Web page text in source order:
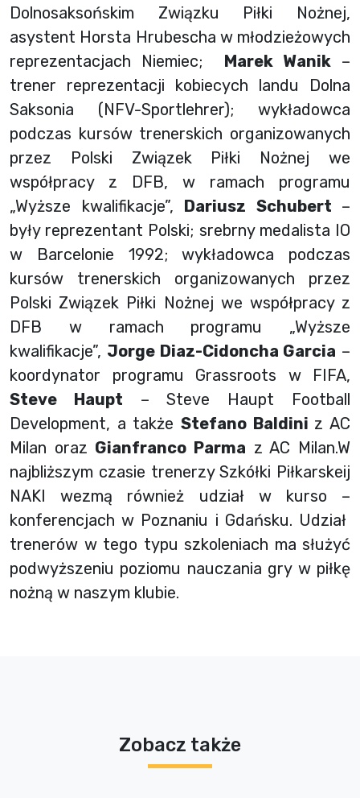
Dolnosaksońskim Związku Piłki Nożnej,
asystent Horsta Hrubescha w młodzieżowych
reprezentacjach Niemiec; Marek Wanik–
trener reprezentacji kobiecych landu Dolna
Saksonia (NFV-Sportlehrer); wykładowca
podczas kursów trenerskich organizowanych
przez Polski Związek Piłki Nożnej we
współpracy z DFB, w ramach programu
„Wyższe kwalifikacje”, Dariusz Schubert –
były reprezentant Polski; srebrny medalista IO
w Barcelonie 1992; wykładowca podczas
kursów trenerskich organizowanych przez
Polski Związek Piłki Nożnej we współpracy z
DFB w ramach programu „Wyższe
kwalifikacje”, Jorge Diaz-Cidoncha Garcia –
koordynator programu Grassroots w FIFA,
Steve Haupt – Steve Haupt Football
Development, a także Stefano Baldini z AC
Milan oraz Gianfranco Parma z AC Milan.W
najbliższym czasie trenerzy Szkółki Piłkarskeij
NAKI wezmą również udział w kurso –
konferencjach w Poznaniu i Gdańsku. Udział
trenerów w tego typu szkoleniach ma służyć
podwyższeniu poziomu nauczania gry w piłkę
nożną w naszym klubie.
Zobacz także